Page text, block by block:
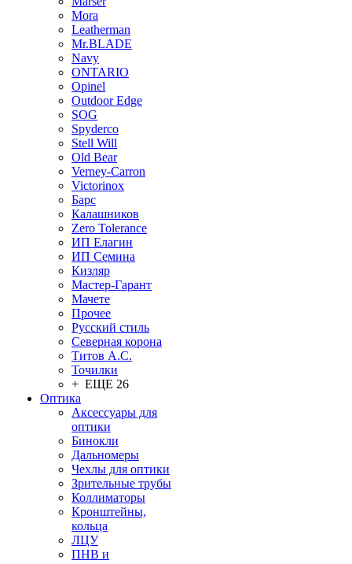
Mora
Leatherman
Mr.BLADE
Navy
ONTARIO
Opinel
Outdoor Edge
SOG
Spyderco
Stell Will
Old Bear
Verney-Carron
Victorinox
Барс
Калашников
Zero Tolerance
ИП Елагин
ИП Семина
Кизляр
Мастер-Гарант
Мачете
Прочее
Русский стиль
Северная корона
Титов А.С.
Точилки
+ ЕЩЕ 26
Оптика
Аксессуары для
оптики
Бинокли
Дальномеры
Чехлы для оптики
Зрительные трубы
Коллиматоры
Кронштейны,
кольца
ЛЦУ
ПНВ и